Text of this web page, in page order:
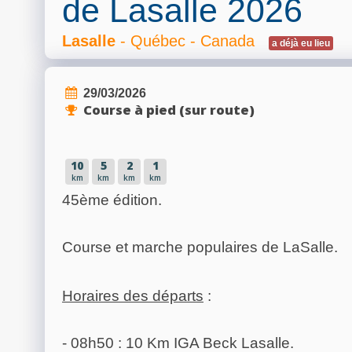
de Lasalle 2026
Lasalle - Québec - Canada a déjà eu lieu
29/03/2026
Course à pied (sur route)
10
km
5
km
2
km
1
km
45ème édition.
Course et marche populaires de LaSalle.
Horaires des départs :
- 08h50 : 10 Km IGA Beck Lasalle.